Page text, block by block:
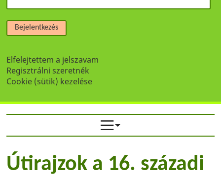
Bejelentkezés
Elfelejtettem a jelszavam
Regisztrálni szeretnék
Cookie (sütik) kezelése
Útirajzok a 16. századi